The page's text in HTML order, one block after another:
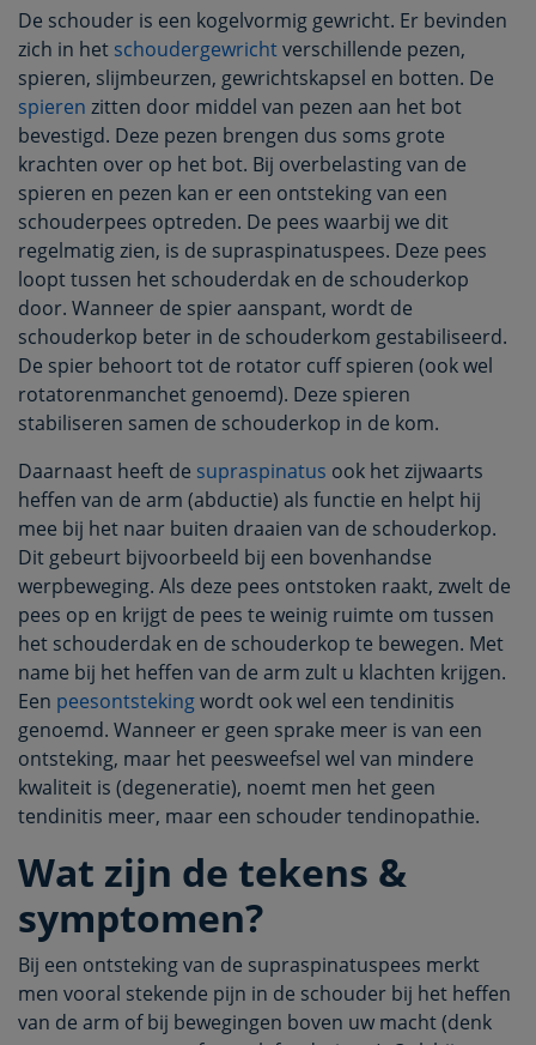
De schouder is een kogelvormig gewricht. Er bevinden
zich in het schoudergewrichtverschillende pezen,
spieren, slijmbeurzen, gewrichtskapsel en botten. De
spieren zitten door middel van pezen aan het bot
bevestigd. Deze pezen brengen dus soms grote
krachten over op het bot. Bij overbelasting van de
spieren en pezen kan er een ontsteking van een
schouderpees optreden. De pees waarbij we dit
regelmatig zien, is de supraspinatuspees. Deze pees
loopt tussen het schouderdak en de schouderkop
door. Wanneer de spier aanspant, wordt de
schouderkop beter in de schouderkom gestabiliseerd.
De spier behoort tot de rotator cuff spieren (ook wel
rotatorenmanchet genoemd). Deze spieren
stabiliseren samen de schouderkop in de kom.
Daarnaast heeft de supraspinatus ook het zijwaarts
heffen van de arm (abductie) als functie en helpt hij
mee bij het naar buiten draaien van de schouderkop.
Dit gebeurt bijvoorbeeld bij een bovenhandse
werpbeweging. Als deze pees ontstoken raakt, zwelt de
pees op en krijgt de pees te weinig ruimte om tussen
het schouderdak en de schouderkop te bewegen. Met
name bij het heffen van de arm zult u klachten krijgen.
Een peesontstekingwordt ook wel een tendinitis
genoemd. Wanneer er geen sprake meer is van een
ontsteking, maar het peesweefsel wel van mindere
kwaliteit is (degeneratie), noemt men het geen
tendinitis meer, maar een schouder tendinopathie.
Wat zijn de tekens &
symptomen?
Bij een ontsteking van de supraspinatuspees merkt
men vooral stekende pijn in de schouder bij het heffen
van de arm of bij bewegingen boven uw macht (denk